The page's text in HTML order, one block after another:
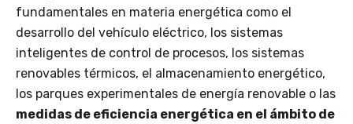
fundamentales en materia energética como el
desarrollo del vehículo eléctrico, los sistemas
inteligentes de control de procesos, los sistemas
renovables térmicos, el almacenamiento energético,
los parques experimentales de energía renovable o las
medidas de eficiencia energética en el ámbito de